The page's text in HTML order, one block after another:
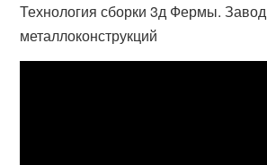
Технология сборки 3д Фермы. Завод
металлоконструкций